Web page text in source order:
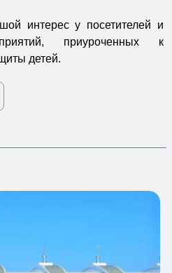
интерес у посетителей и
приуроченных к
детей.